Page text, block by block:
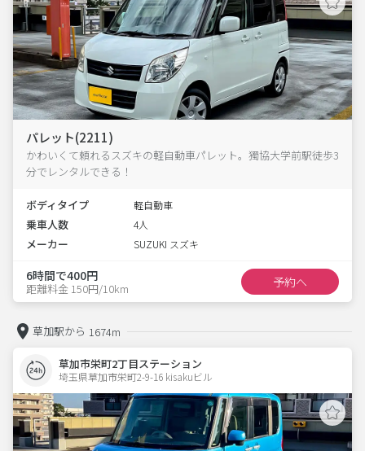
パレット(2211)
かわいくて頼れるスズキの軽自動車パレット。獨協大学前駅徒歩3
分でレンタルできる！
ボディタイプ 軽自動車
乗車人数 4人
メーカー SUZUKI スズキ
6時間で400円
距離料金 150円/10km 予約へ
草加駅から 1674m
草加市栄町2丁目ステーション
埼玉県草加市栄町2-9-16 kisakuビル